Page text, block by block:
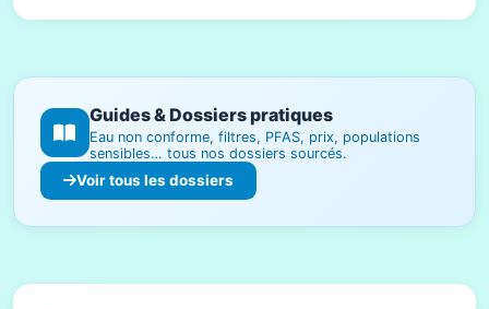
Guides & Dossiers pratiques
Eau non conforme, filtres, PFAS, prix, populations
sensibles… tous nos dossiers sourcés.
Voir tous les dossiers